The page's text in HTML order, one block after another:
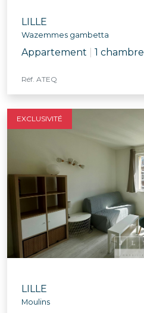
LILLE
Wazemmes gambetta
Appartement 1 chambre
Réf. ATEQ
EXCLUSIVITÉ
LILLE
Moulins